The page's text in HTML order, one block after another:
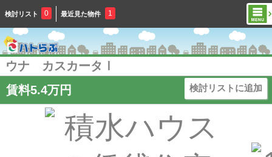
検討リスト 0 最近見た物件 1
ウナ カスカータⅠ
賃料5.4万円
検討リストに追加